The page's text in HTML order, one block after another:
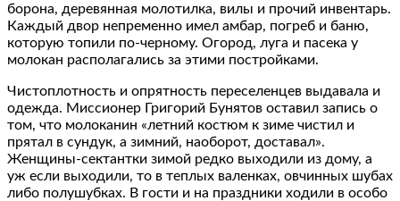
борона, деревянная молотилка, вилы и прочий инвентарь.
Каждый двор непременно имел амбар, погреб и баню,
которую топили по-черному. Огород, луга и пасека у
молокан располагались за этими постройками.
Чистоплотность и опрятность переселенцев выдавала и
одежда. Миссионер Григорий Бунятов оставил запись о
том, что молоканин «летний костюм к зиме чистил и
прятал в сундук, а зимний, наоборот, доставал».
Женщины-сектантки зимой редко выходили из дому, а
уж если выходили, то в теплых валенках, овчинных шубах
либо полушубках. В гости и на праздники ходили в особо